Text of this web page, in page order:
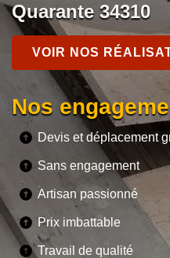
Quarante 34310
VOIR NOS
Nos
Devis et déplacement
Sans engagement
Artisan passionné
Prix imbattable
Travail de qualité